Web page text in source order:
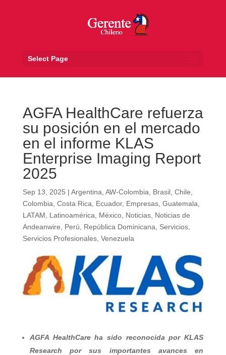
Select Page
AGFA HealthCare refuerza
su posición en el mercado
en el informe KLAS
Enterprise Imaging Report
2025
Sep 13, 2025 | Argentina AW-Colombia Brasil, Chile
Colombia Costa Rica Ecuador, Empresas, Guatemala
LATAM
Latinoamérica México, Noticias, Noticias de
Andeanwire
Perú República Dominicana Servicios,
Servicios Profesionales, Venezuela
AGFA HealthCare ha sido reconocida por KLAS
Research por sus importantes avances en